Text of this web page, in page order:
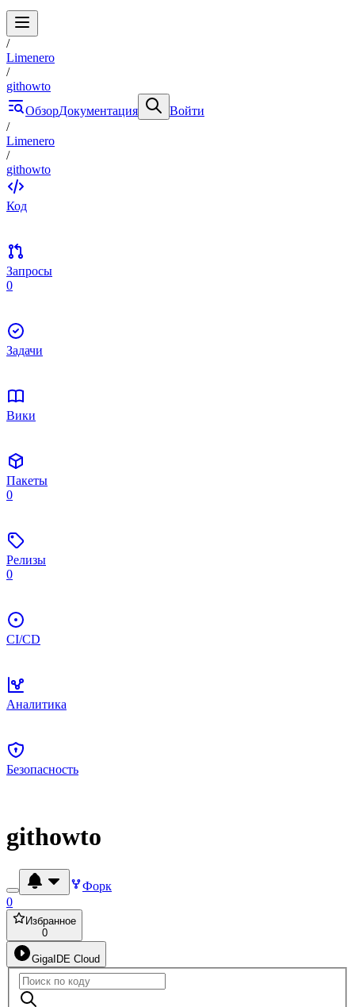
/
Limenero
/
githowto
ОбзорДокументация
Войти
/
Limenero
/
githowto
Код
Запросы
0
Задачи
Вики
Пакеты
0
Релизы
0
CI/CD
Аналитика
Безопасность
githowto
Форк
0
Избранное
0
GigaIDE Cloud